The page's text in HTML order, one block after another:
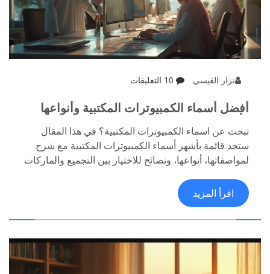
نزار القيسي
أفضل أسماء الكمبيوترات المكتبية وأنواعها
تبحث عن اسماء الكمبيوترات المكتبية؟ في هذا المقال
ستجد قائمة بأشهر أسماء الكمبيوترات المكتبية مع شرح
لمواصفاتها، أنواعها، ونصائح للاختيار بين التجميع والماركات
يلبي احتياجاتك سواء للعمل أو اللعب أو الترفيه.
اقرأ المزيد